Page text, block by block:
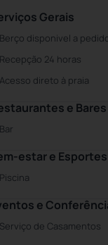
Gerais
Berço disponivel a
Recepção 24 horas
Acesso direto à praia
e Bares
Bar
estar e Esportes
Piscina
e
Serviço de Casamentos